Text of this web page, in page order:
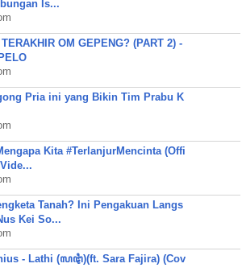
Is...
OM GEPENG? (PART 2) -
Pria ini yang Bikin Tim Prabu K
Kita #TerlanjurMencinta (Offi
Tanah? Ini Pengakuan Langs
Kei So...
- Lathi (ꦭꦛꦶ)(ft. Sara Fajira) (Cov